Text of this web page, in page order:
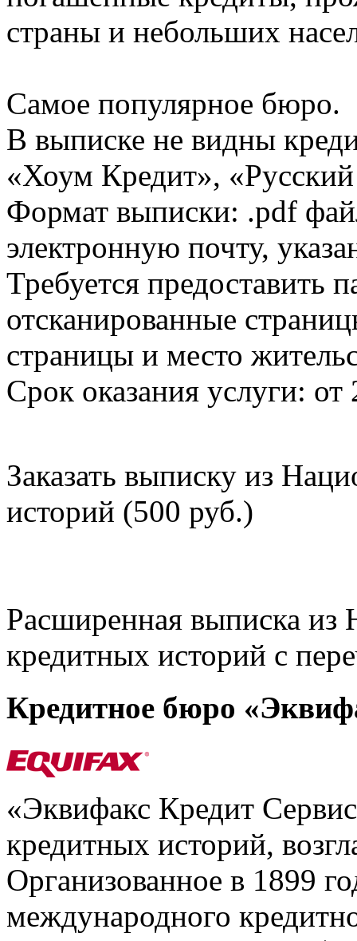
страны и небольших
Самое популярное бюро.
В выписке не видны
«Хоум Кредит»,
Формат выписки: .pdf
электронную почту,
Требуется предоставить
отсканированные
страницы и место
Срок оказания услуги: от
Заказать выписку из
историй (500 руб.)
Расширенная выписка из
кредитных историй с
Кредитное бюро
«Эквифакс Кредит
кредитных историй,
Организованное в 1899
международного